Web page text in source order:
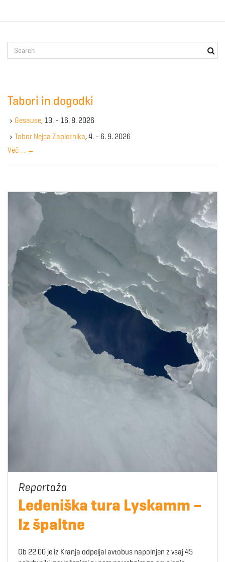
i
e
e
y
w
r
Tabori in dogodki
Gesause, 13. - 16. 8. 2026
Tabor Nejca Zaplotnika, 4. - 6. 9. 2026
Več … →
Ledeniška tura Lyskamm –
Iz špaltne
Ob 22.00 je iz Kranja odpeljal avtobus napolnjen z vsaj 45